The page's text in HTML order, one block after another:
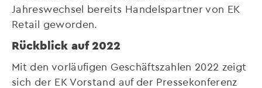
Jahreswechsel bereits Handelspartner von EK
Retail geworden.
Rückblick auf 2022
Mit den vorläufigen Geschäftszahlen 2022 zeigt
sich der EK Vorstand auf der Pressekonferenz